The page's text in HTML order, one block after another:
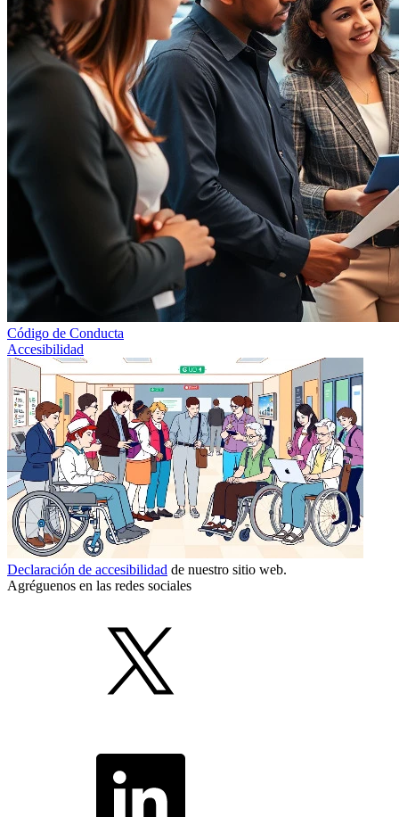
Código de Conducta
Accesibilidad
Declaración de accesibilidad de nuestro sitio web.
Agréguenos en las redes sociales